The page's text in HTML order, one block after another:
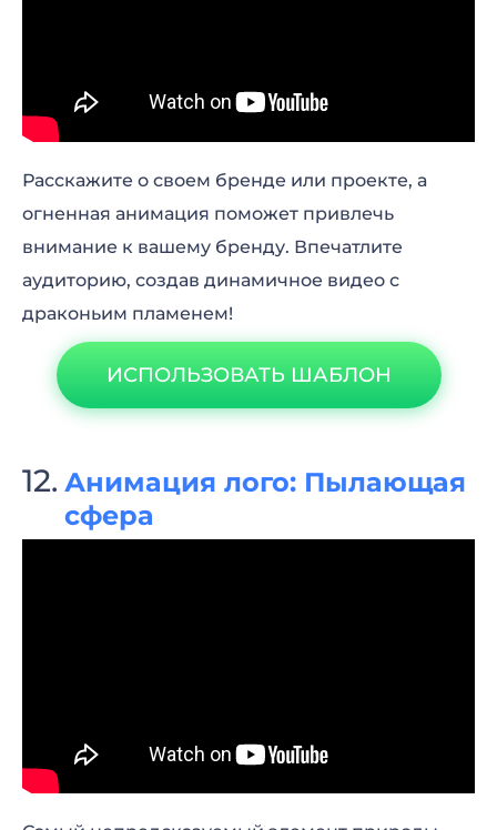
Расскажите о своем бренде или проекте, а
огненная анимация поможет привлечь
внимание к вашему бренду. Впечатлите
аудиторию, создав динамичное видео с
драконьим пламенем!
ИСПОЛЬЗОВАТЬ ШАБЛОН
Анимация лого: Пылающая
сфера